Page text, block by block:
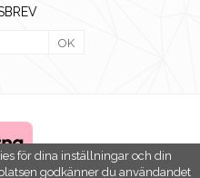
OK
för dina inställningar och din
godkänner du användandet